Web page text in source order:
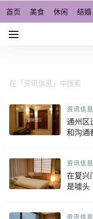
首页 美食 休闲 结婚
资讯信息
通州区
和沟通
资讯信息
在复兴
是噱头
资讯信息